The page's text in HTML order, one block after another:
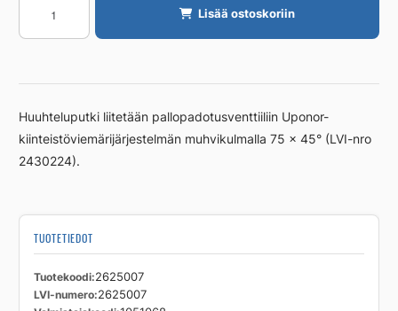
UPONOR
DN
määrä
Lisää ostoskoriin
Huuhteluputki liitetään pallopadotusventtiiliin Uponor-
kiinteistöviemärijärjestelmän muhvikulmalla 75 x 45° (LVI-nro
2430224).
TUOTETIEDOT
Tuotekoodi 2625007
LVI-numero 2625007